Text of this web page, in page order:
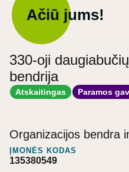
Ačiū jums!
330-oji
bendrija
Atskaitingas Paramos
Organizacijos bendra
ĮMONĖS KODAS
135380549